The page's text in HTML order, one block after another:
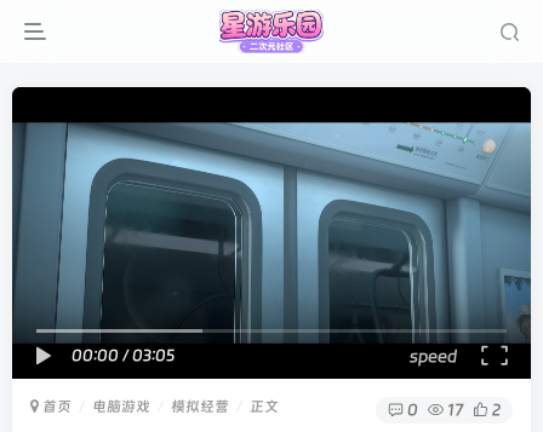
00:00 /03:05 speed
首页 电脑游戏 模拟经营 正文 0 17 2